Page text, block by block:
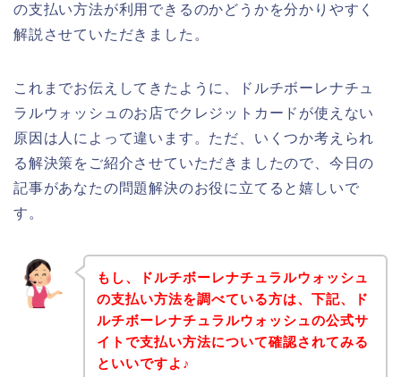
の支払い方法が利用できるのかどうかを分かりやすく
解説させていただきました。
これまでお伝えしてきたように、ドルチボーレナチュ
ラルウォッシュのお店でクレジットカードが使えない
原因は人によって違います。ただ、いくつか考えられ
る解決策をご紹介させていただきましたので、今日の
記事があなたの問題解決のお役に立てると嬉しいで
す。
もし、ドルチボーレナチュラルウォッシュ
の支払い方法を調べている方は、下記、ド
ルチボーレナチュラルウォッシュの公式サ
イトで支払い方法について確認されてみる
といいですよ♪